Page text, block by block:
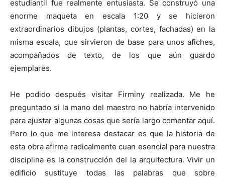
estudiantil fue realmente entusiasta. Se construyó una
enorme maqueta en escala 1:20 y se hicieron
extraordinarios dibujos (plantas, cortes, fachadas) en la
misma escala, que sirvieron de base para unos afiches,
acompañados de texto, de los que aún guardo
ejemplares.
He podido después visitar Firminy realizada. Me he
preguntado si la mano del maestro no habría intervenido
para ajustar algunas cosas que sería largo comentar aquí.
Pero lo que me interesa destacar es que la historia de
esta obra afirma radicalmente cuan esencial para nuestra
disciplina es la construcción del la arquitectura. Vivir un
edificio sustituye todas las palabras que sobre